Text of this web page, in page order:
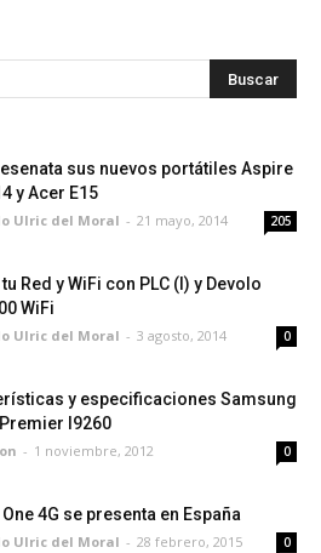
sus nuevos portátiles Aspire
y Acer E15
Ulric del Moral - 21 mayo, 2014 205
Red y WiFi con PLC (I) y Devolo
WiFi
Ulric del Moral - 3 agosto, 2014 0
y especificaciones Samsung
I9260
- 1 noviembre, 2012 0
4G se presenta en España
Ulric del Moral - 28 febrero, 2015 0